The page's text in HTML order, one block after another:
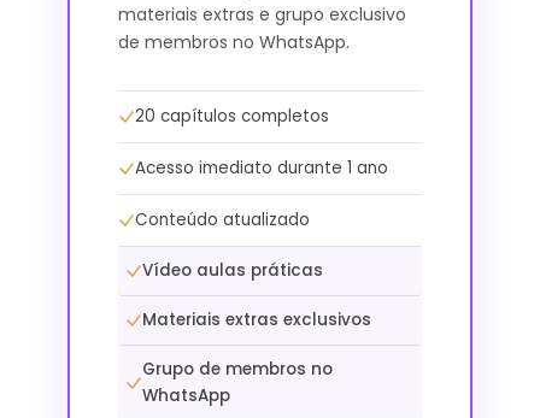
materiais extras e grupo exclusivo
de membros no WhatsApp.
20 capítulos completos
Acesso imediato durante 1 ano
Conteúdo atualizado
Vídeo aulas práticas
Materiais extras exclusivos
Grupo de membros no
WhatsApp